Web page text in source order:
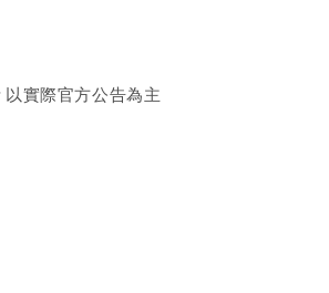
實際官方公告為主